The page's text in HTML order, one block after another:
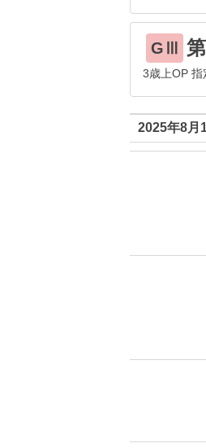
GⅢ
3歳上OP
2025年8月